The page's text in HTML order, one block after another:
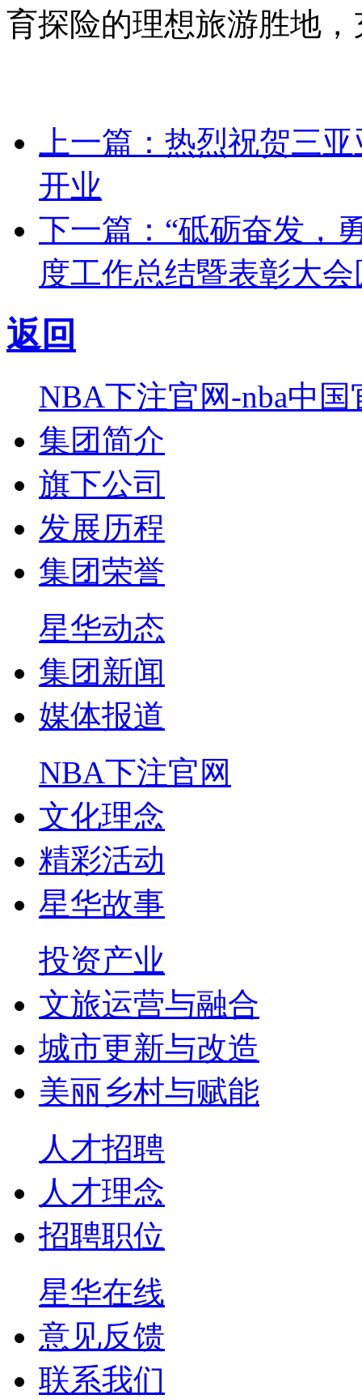
育探险的理想旅游胜地
上一篇：热烈祝贺三
开业
下一篇：“砥砺奋发，
度工作总结暨表彰大
返回
NBA下注官网-nba中国
集团简介
旗下公司
发展历程
集团荣誉
星华动态
集团新闻
媒体报道
NBA下注官网
文化理念
精彩活动
星华故事
投资产业
文旅运营与融合
城市更新与改造
美丽乡村与赋能
人才招聘
人才理念
招聘职位
星华在线
意见反馈
联系我们